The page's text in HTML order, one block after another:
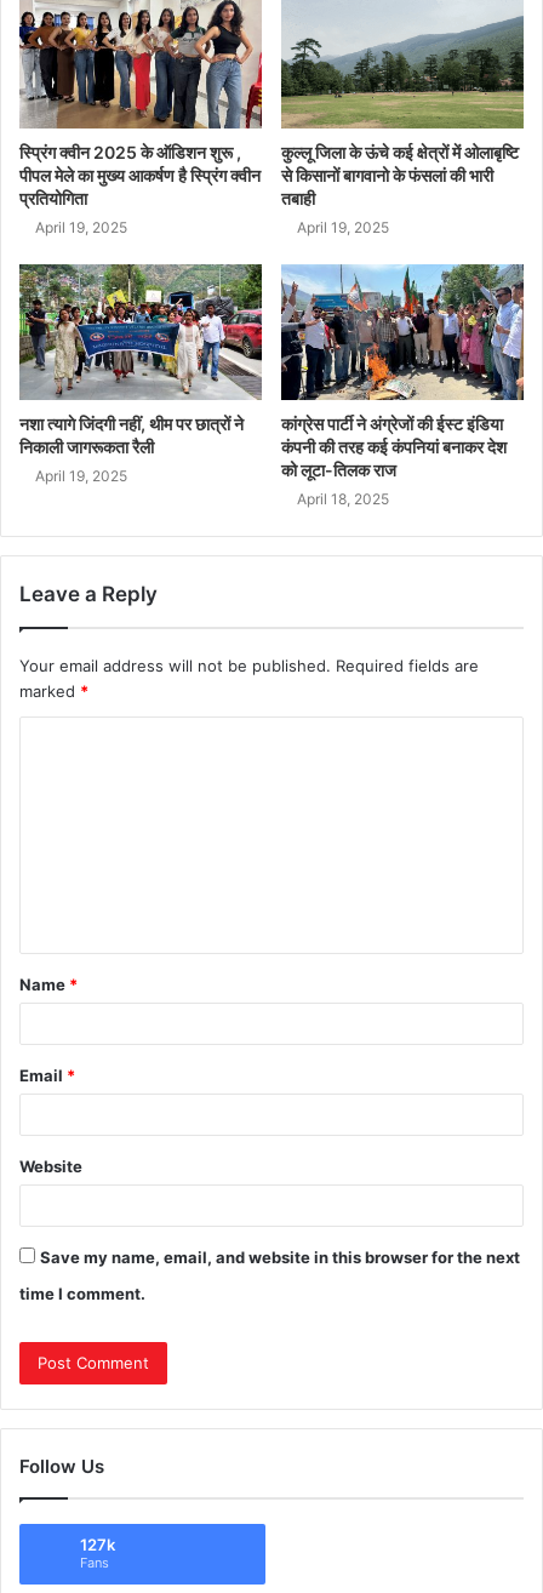
स्प्रिंग क्वीन 2025 के ऑडिशन शुरू ,
पीपल मेले का मुख्य आकर्षण है स्प्रिंग क्वीन
प्रतियोगिता
April 19, 2025
कुल्लू जिला के ऊंचे कई क्षेत्रों में ओलाबृष्टि
से किसानों बागवानो के फंसलां की भारी
तबाही
April 19, 2025
नशा त्यागे जिंदगी नहीं, थीम पर छात्रों ने
निकाली जागरूकता रैली
April 19, 2025
कांग्रेस पार्टी ने अंग्रेजों की ईस्ट इंडिया
कंपनी की तरह कई कंपनियां बनाकर देश
को लूटा-तिलक राज
April 18, 2025
Leave a Reply
Your email address will not be published. Required fields are
marked *
Name *
Email *
Website
Save my name, email, and website in this browser for the next
time I comment.
Follow Us
127k
Fans